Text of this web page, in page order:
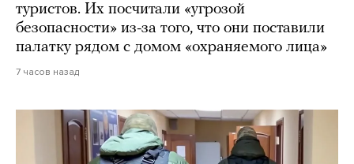
туристов. Их посчитали «угрозой
безопасности» из-за того, что они поставили
палатку рядом с домом «охраняемого лица»
7 часов назад